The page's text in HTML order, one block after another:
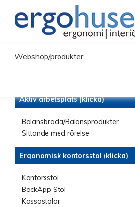
Webshop/produkter
Aktiv arbetsplats (klicka)
Balansbräda/Balansprodukter
Sittande med rörelse
Ergonomisk kontorsstol (klicka)
Kontorsstol
BackApp Stol
Kassastolar